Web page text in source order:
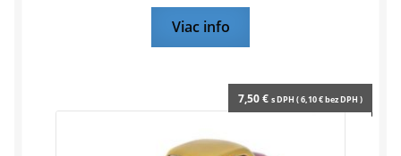
Viac info
7,50€ s DPH (6,10€bez DPH )